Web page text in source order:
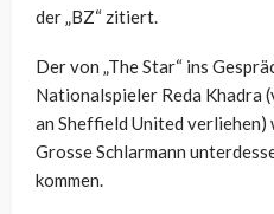
der „BZ“ zitiert.
Der von „The Star“ ins
Nationalspieler Reda Khadra
an Sheffield United
Grosse Schlarmann
kommen.